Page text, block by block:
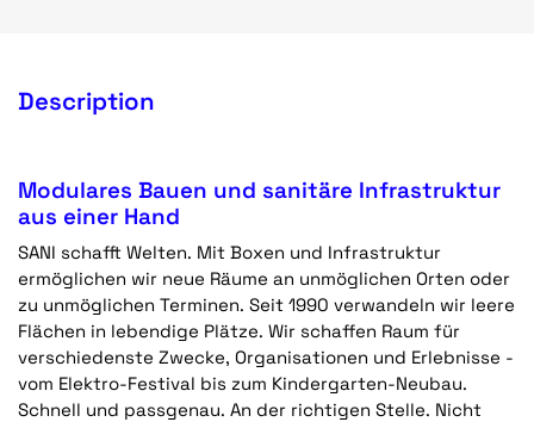
Description
Modulares Bauen und sanitäre Infrastruktur
aus einer Hand
SANI schafft Welten. Mit Boxen und Infrastruktur
ermöglichen wir neue Räume an unmöglichen Orten oder
zu unmöglichen Terminen. Seit 1990 verwandeln wir leere
Flächen in lebendige Plätze. Wir schaffen Raum für
verschiedenste Zwecke, Organisationen und Erlebnisse -
vom Elektro-Festival bis zum Kindergarten-Neubau.
Schnell und passgenau. An der richtigen Stelle. Nicht